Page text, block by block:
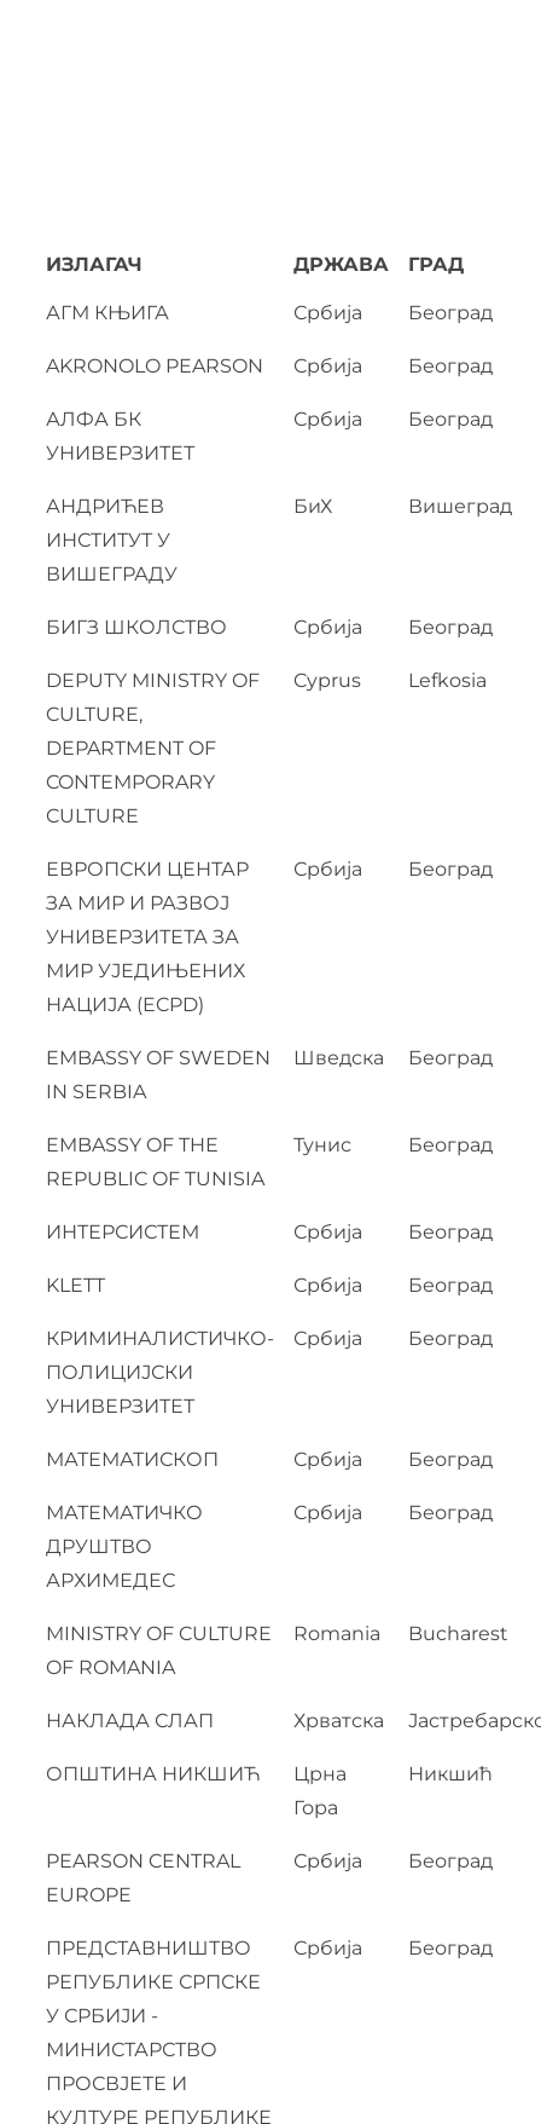
ИЗЛАГАЧ ДРЖАВА ГРАД
АГМ КЊИГА Србија Београд
AKRONOLO PEARSON Србија Београд
АЛФА БК
УНИВЕРЗИТЕТ
Србија Београд
АНДРИЋЕВ
ИНСТИТУТ У
ВИШЕГРАДУ
БиХ Вишеград
БИГЗ ШКОЛСТВО Србија Београд
DEPUTY MINISTRY OF
CULTURE,
DEPARTMENT OF
CONTEMPORARY
CULTURE
Cyprus Lefkosia
ЕВРОПСКИ ЦЕНТАР
ЗА МИР И РАЗВОЈ
УНИВЕРЗИТЕТА ЗА
МИР УЈЕДИЊЕНИХ
НАЦИЈА (ECPD)
Србија Београд
EMBASSY OF SWEDEN
IN SERBIA
Шведска Београд
EMBASSY OF THE
REPUBLIC OF TUNISIA
Тунис Београд
ИНТЕРСИСТЕМ Србија Београд
KLETT Србија Београд
КРИМИНАЛИСТИЧКО-
ПОЛИЦИЈСКИ
УНИВЕРЗИТЕТ
Србија Београд
МАТЕМАТИСКОП Србија Београд
МАТЕМАТИЧКО
ДРУШТВО
АРХИМЕДЕС
Србија Београд
MINISTRY OF CULTURE
OF ROMANIA
Romania Bucharest
НАКЛАДА СЛАП Хрватска
ОПШТИНА НИКШИЋ
Црна
Гора
Никшић
PEARSON CENTRAL
EUROPE
Србија Београд
ПРЕДСТАВНИШТВО
РЕПУБЛИКЕ СРПСКЕ
У СРБИЈИ -
МИНИСТАРСТВО
ПРОСВЈЕТЕ И
КУЛТУРЕ РЕПУБЛИКЕ
Србија Београд